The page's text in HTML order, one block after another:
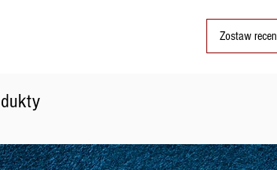
Zostaw